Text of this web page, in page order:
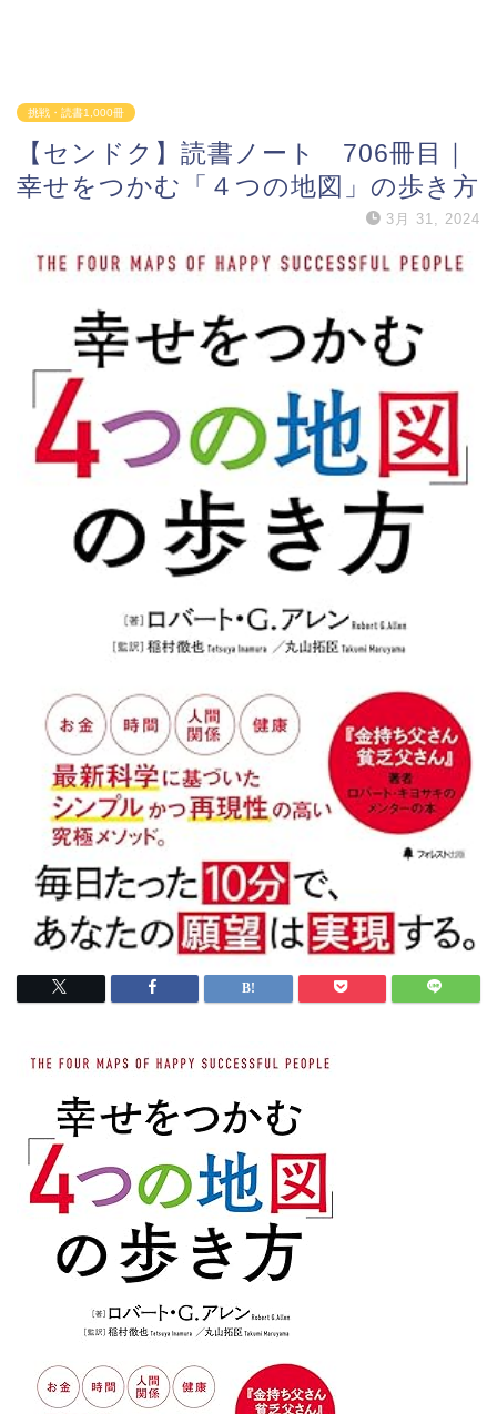
挑戦・読書1,000冊
【センドク】読書ノート 706冊目｜
幸せをつかむ「４つの地図」の歩き方
3月 31, 2024